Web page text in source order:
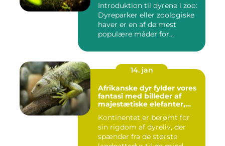
Introduktion til dyrene i zoo:
Dyreparker eller zoologiske
haver er en af de mest
populære måder for...
14. jan
Afrikanske dyr fylder vores
fantasi med billeder af
majestætiske elefanter,
giraffer
Kontinentet er berømt for
sin rigdom af dyreliv, der
spænder fra de største